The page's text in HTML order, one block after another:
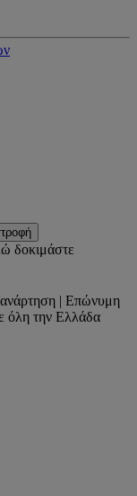
δοκιμάστε
| Επώνυμη
όλη την Ελλάδα